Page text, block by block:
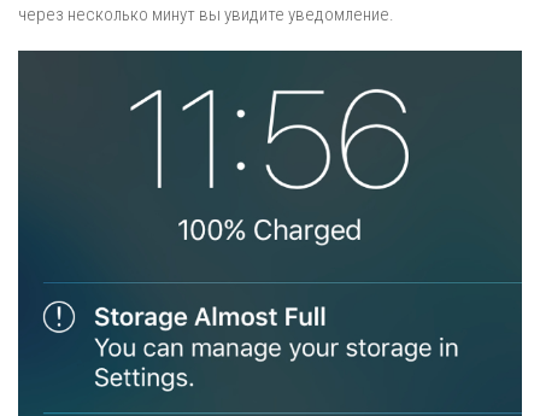
через несколько минут вы увидите уведомление.